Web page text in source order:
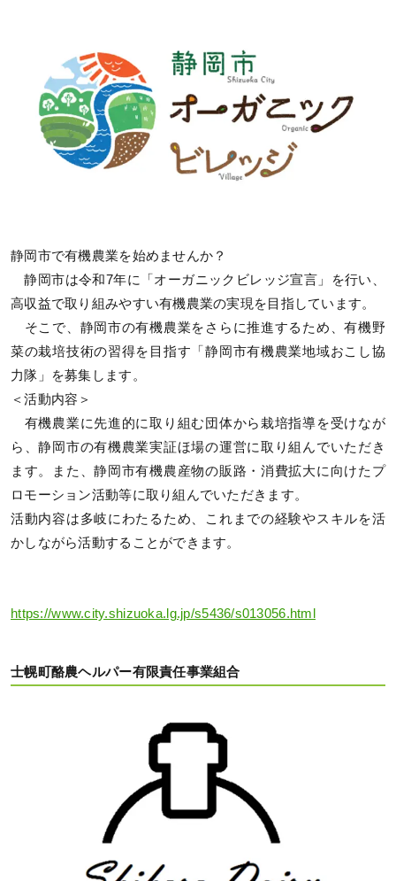
静岡市で有機農業を始めませんか？
静岡市は令和7年に「オーガニックビレッジ宣言」を行い、
高収益で取り組みやすい有機農業の実現を目指しています。
そこで、静岡市の有機農業をさらに推進するため、有機野
菜の栽培技術の習得を目指す「静岡市有機農業地域おこし協
力隊」を募集します。
＜活動内容＞
有機農業に先進的に取り組む団体から栽培指導を受けなが
ら、静岡市の有機農業実証ほ場の運営に取り組んでいただき
ます。また、静岡市有機農産物の販路・消費拡大に向けたプ
ロモーション活動等に取り組んでいただきます。
活動内容は多岐にわたるため、これまでの経験やスキルを活
かしながら活動することができます。
https://www.city.shizuoka.lg.jp/s5436/s013056.html
士幌町酪農ヘルパー有限責任事業組合